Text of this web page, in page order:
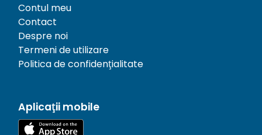
Contul meu
Contact
Despre noi
Termeni de utilizare
Politica de confidențialitate
Aplicații mobile